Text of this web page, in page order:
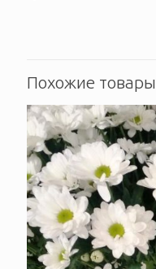
Похожие товары